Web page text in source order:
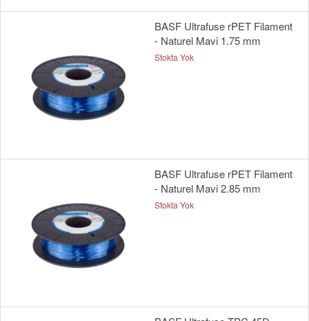
BASF Ultrafuse rPET Filament
- Naturel Mavi 1.75 mm
Stokta Yok
BASF Ultrafuse rPET Filament
- Naturel Mavi 2.85 mm
Stokta Yok